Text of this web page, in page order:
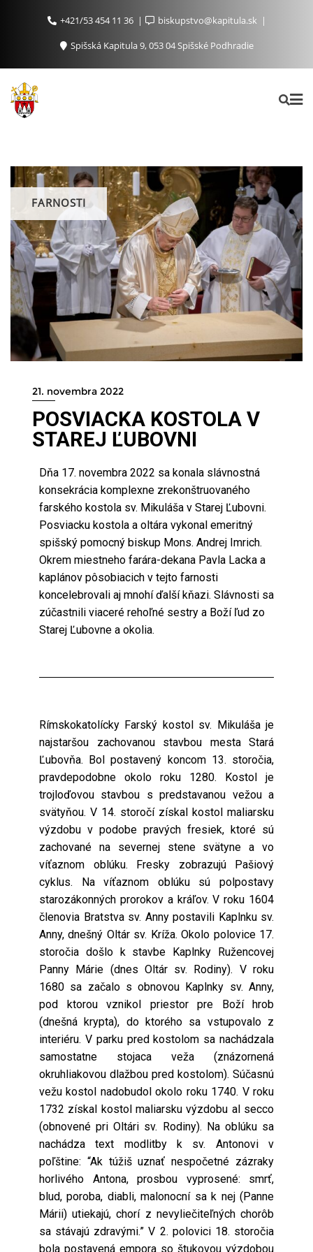
+421/53 454 11 36
biskupstvo@kapitula.sk
Spišská Kapitula 9, 053 04 Spišské Podhradie
FARNOSTI
21. novembra 2022
POSVIACKA KOSTOLA V
STAREJ ĽUBOVNI
Dňa 17. novembra 2022 sa konala slávnostná
konsekrácia komplexne zrekonštruovaného
farského kostola sv. Mikuláša v Starej Ľubovni.
Posviacku kostola a oltára vykonal emeritný
spišský pomocný biskup Mons. Andrej Imrich.
Okrem miestneho farára-dekana Pavla Lacka a
kaplánov pôsobiacich v tejto farnosti
koncelebrovali aj mnohí ďalší kňazi. Slávnosti sa
zúčastnili viaceré rehoľné sestry a Boží ľud zo
Starej Ľubovne a okolia.
Rímskokatolícky Farský kostol sv. Mikuláša je
najstaršou zachovanou stavbou mesta Stará
Ľubovňa. Bol postavený koncom 13. storočia,
pravdepodobne okolo roku 1280. Kostol je
trojloďovou stavbou s predstavanou vežou a
svätyňou. V 14. storočí získal kostol maliarsku
výzdobu v podobe pravých fresiek, ktoré sú
zachované na severnej stene svätyne a vo
víťaznom oblúku. Fresky zobrazujú Pašiový
cyklus. Na víťaznom oblúku sú polpostavy
starozákonných prorokov a kráľov. V roku 1604
členovia Bratstva sv. Anny postavili Kaplnku sv.
Anny, dnešný Oltár sv. Kríža. Okolo polovice 17.
storočia došlo k stavbe Kaplnky Ružencovej
Panny Márie (dnes Oltár sv. Rodiny). V roku
1680 sa začalo s obnovou Kaplnky sv. Anny,
pod ktorou vznikol priestor pre Boží hrob
(dnešná krypta), do ktorého sa vstupovalo z
interiéru. V parku pred kostolom sa nachádzala
samostatne stojaca veža (znázornená
okruhliakovou dlažbou pred kostolom). Súčasnú
vežu kostol nadobudol okolo roku 1740. V roku
1732 získal kostol maliarsku výzdobu al secco
(obnovené pri Oltári sv. Rodiny). Na oblúku sa
nachádza text modlitby k sv. Antonovi v
poľštine: “Ak túžiš uznať nespočetné zázraky
horlivého Antona, prosbou vyprosené: smrť,
blud, poroba, diabli, malonocní sa k nej (Panne
Márii) utiekajú, chorí z nevyliečiteľných chorôb
sa stávajú zdravými.” V 2. polovici 18. storočia
bola postavená empora so štukovou výzdobou